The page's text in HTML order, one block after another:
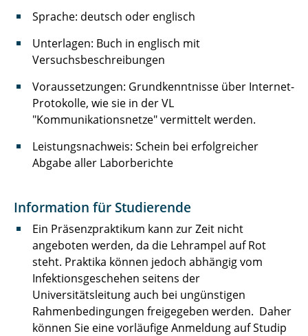
Kommunikationsnetzen
Network Security
Advanced Topics in Network Engineering
Kommunikationsnetze
Kommunikationsnetze für Ingenieure
Grundlagen der Informationstechnik
Praktikum Kommunikationsnetze und
Systeme / Kommunikationsnetze für
Ingenieure
Praktikum Entwurf von IoT Netzwerken und
Systemen (NoTE Lab)
Sprache: deutsch oder englisch
Unterlagen: Buch in englisch mit
Versuchsbeschreibungen
Voraussetzungen: Grundkenntnisse über Internet-
Protokolle, wie sie in der VL
"Kommunikationsnetze" vermittelt werden.
Leistungsnachweis: Schein bei erfolgreicher
Abgabe aller Laborberichte
Information für Studierende
Ein Präsenzpraktikum kann zur Zeit nicht
angeboten werden, da die Lehrampel auf Rot
steht. Praktika können jedoch abhängig vom
Infektionsgeschehen seitens der
Universitätsleitung auch bei ungünstigen
Rahmenbedingungen freigegeben werden. Daher
können Sie eine vorläufige Anmeldung auf Studip